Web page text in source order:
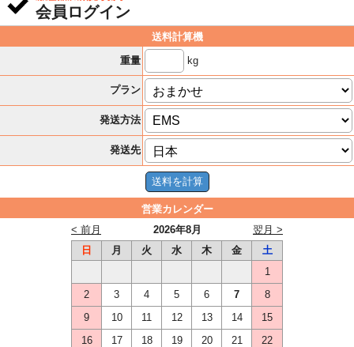
会員ログイン
送料計算機
重量
kg
プラン
発送方法
発送先
営業カレンダー
2026年8月
< 前月
翌月 >
日
月 火 水 木 金
土
1
2
3 4 5 6 7
8
9
10 11 12 13 14
15
16
17 18 19 20 21
22